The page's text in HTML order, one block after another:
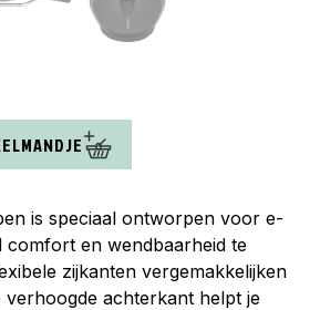
is speciaal ontworpen voor e-
comfort en wendbaarheid te
zijkanten vergemakkelijken
verhoogde achterkant helpt je